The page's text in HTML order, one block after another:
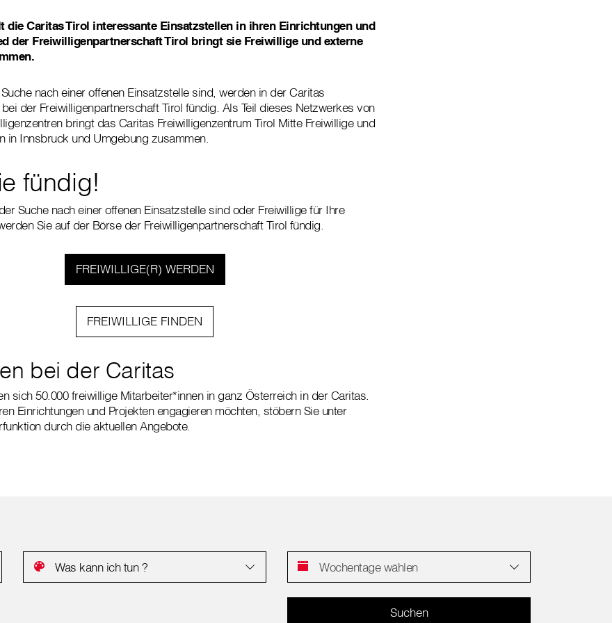
die Caritas Tirol interessante Einsatzstellen in ihren Einrichtungen und
der Freiwilligenpartnerschaft Tirol bringt sie Freiwillige und externe
nach einer offenen Einsatzstelle sind, werden in der Caritas
der Freiwilligenpartnerschaft Tirol fündig. Als Teil dieses Netzwerkes von
bringt das Caritas Freiwilligenzentrum Tirol Mitte Freiwillige und
in Innsbruck und Umgebung zusammen.
fündig!
Suche nach einer offenen Einsatzstelle sind oder Freiwillige für Ihre
Sie auf der Börse der Freiwilligenpartnerschaft Tirol fündig.
FREIWILLIGE(R) WERDEN
FREIWILLIGE FINDEN
bei der Caritas
sich 50.000 freiwillige Mitarbeiter*innen in ganz Österreich in der Caritas.
Einrichtungen und Projekten engagieren möchten, stöbern Sie unter
durch die aktuellen Angebote.
Was kann ich tun ? Wochentage wählen